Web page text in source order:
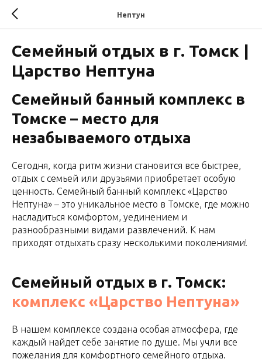
Нептун
Семейный отдых в г. Томск |
Царство Нептуна
Семейный банный комплекс в
Томске – место для
незабываемого отдыха
Сегодня, когда ритм жизни становится все быстрее,
отдых с семьей или друзьями приобретает особую
ценность. Семейный банный комплекс «Царство
Нептуна» – это уникальное место в Томске, где можно
насладиться комфортом, уединением и
разнообразными видами развлечений. К нам
приходят отдыхать сразу несколькими поколениями!
Семейный отдых в г. Томск:
комплекс «Царство Нептуна»
В нашем комплексе создана особая атмосфера, где
каждый найдет себе занятие по душе. Мы учли все
пожелания для комфортного семейного отдыха.